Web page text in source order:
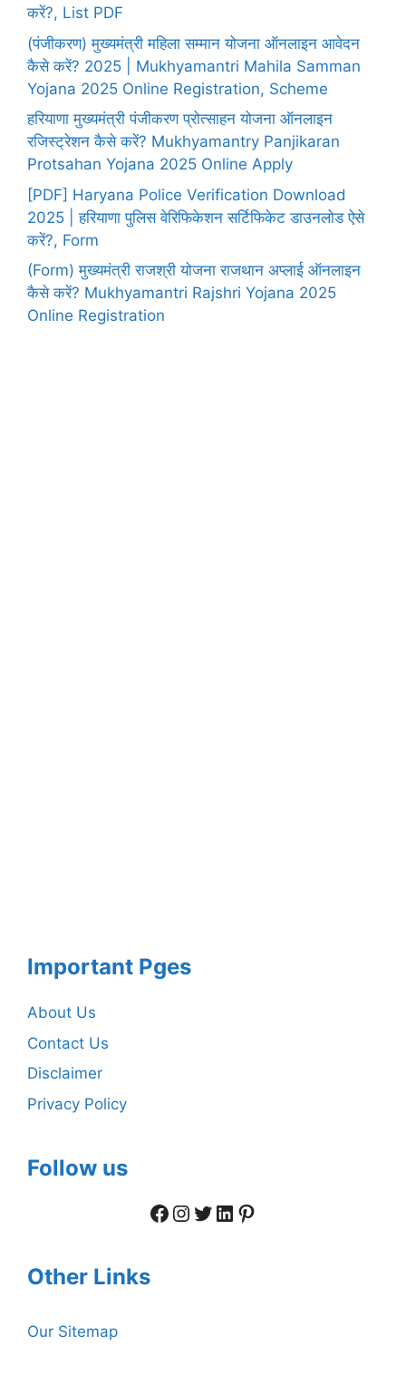
करें?, List PDF
(पंजीकरण) मुख्यमंत्री महिला सम्मान योजना ऑनलाइन आवेदन
कैसे करें? 2025 | Mukhyamantri Mahila Samman
Yojana 2025 Online Registration, Scheme
हरियाणा मुख्यमंत्री पंजीकरण प्रोत्साहन योजना ऑनलाइन
रजिस्ट्रेशन कैसे करें? Mukhyamantry Panjikaran
Protsahan Yojana 2025 Online Apply
[PDF] Haryana Police Verification Download
2025 | हरियाणा पुलिस वेरिफिकेशन सर्टिफिकेट डाउनलोड ऐसे
करें?, Form
(Form) मुख्यमंत्री राजश्री योजना राजथान अप्लाई ऑनलाइन
कैसे करें? Mukhyamantri Rajshri Yojana 2025
Online Registration
Important Pges
About Us
Contact Us
Disclaimer
Privacy Policy
Follow us
Facebook
Instagram
Twitter
LinkedIn
Pinterest
Other Links
Our Sitemap